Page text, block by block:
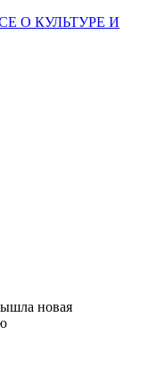
О КУЛЬТУРЕ И
новая